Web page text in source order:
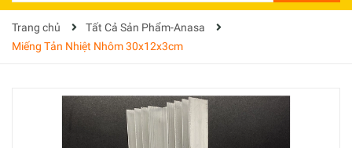
Trang chủ
Tất Cả Sản Phẩm-Anasa
Miếng Tản Nhiệt Nhôm 30x12x3cm